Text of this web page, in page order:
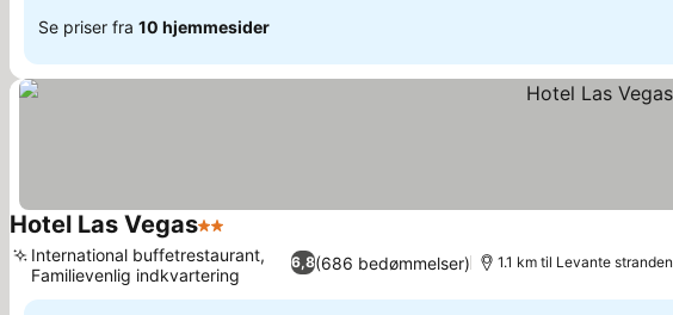
Se priser fra 10 hjemmesider
Hotel Las Vegas2 Stjerner
6,8(686 bedømmelser)
International buffetrestaurant,
Familievenlig indkvartering
1.1 km til Levante stranden